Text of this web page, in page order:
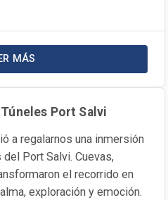
MÁS
SOBRE LA NOTICIA CUANDO
Port Salvi
a regalarnos una inmersión
Port Salvi. Cuevas,
el recorrido en
exploración y emoción.